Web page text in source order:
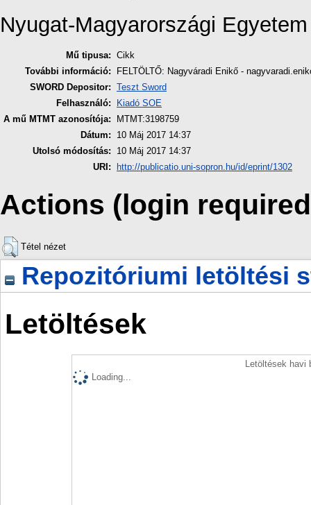
Nyugat-Magyarországi Egyetem
Mű tipusa: Cikk
További információ:
FELTÖLTŐ: Nagyváradi Enikő -
SWORD Depositor: Teszt Sword
Felhasználó:
Kiadó SOE
A mű MTMT azonosítója:
MTMT:3198759
Dátum:
10 Máj 2017 14:37
Utolsó módosítás:
10 Máj 2017 14:37
URI:
http://publicatio.uni-sopron.hu/id/eprint/1302
Actions (login
Tétel nézet
Repozitóriumi letöltési
Letöltések
Letöltések havi
Loading...